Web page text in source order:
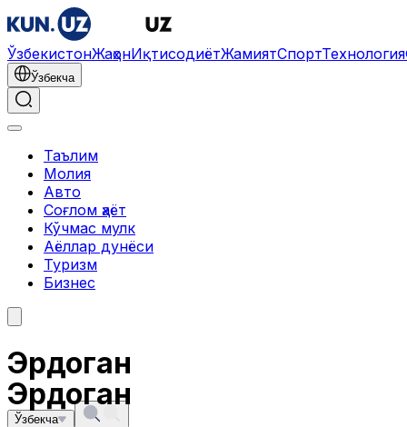
ЎзбекистонЖаҳонИқтисодиётЖамиятСпортТехнология
Ўзбекча
Таълим
Молия
Авто
Соғлом ҳаёт
Кўчмас мулк
Аёллар дунёси
Туризм
Бизнес
Эрдоган
Ўзбекча
Эрдоган